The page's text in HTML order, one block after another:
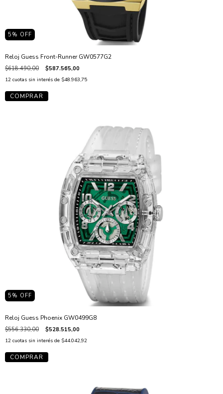
5 % OFF
Reloj Guess Front-Runner GW0577G2
$618.490,00 $587.565,00
12 cuotas sin interés de $48.963,75
5 % OFF
Reloj Guess Phoenix GW0499G8
$556.330,00 $528.515,00
12 cuotas sin interés de $44.042,92